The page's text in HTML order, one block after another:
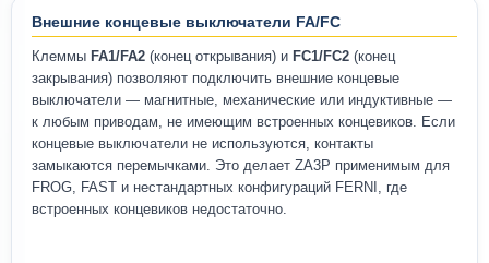
Внешние концевые выключатели FA/FC
Клеммы FA1/FA2 (конец открывания) и FC1/FC2 (конец
закрывания) позволяют подключить внешние концевые
выключатели — магнитные, механические или индуктивные —
к любым приводам, не имеющим встроенных концевиков. Если
концевые выключатели не используются, контакты
замыкаются перемычками. Это делает ZA3P применимым для
FROG, FAST и нестандартных конфигураций FERNI, где
встроенных концевиков недостаточно.